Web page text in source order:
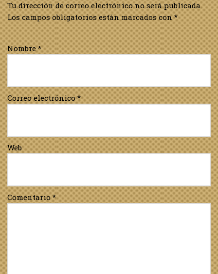
Tu dirección de correo electrónico no será publicada.
Los campos obligatorios están marcados con*
Nombre*
Correo electrónico*
Web
Comentario*